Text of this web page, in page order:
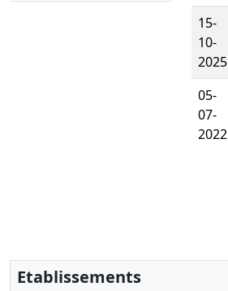
15-
10-
2025
05-
07-
2022
Etablissements